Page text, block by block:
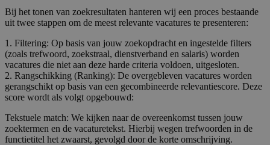
Bij het tonen van zoekresultaten hanteren wij een proces bestaande
uit twee stappen om de meest relevante vacatures te presenteren:
1. Filtering: Op basis van jouw zoekopdracht en ingestelde filters
(zoals trefwoord, zoekstraal, dienstverband en salaris) worden
vacatures die niet aan deze harde criteria voldoen, uitgesloten.
2. Rangschikking (Ranking): De overgebleven vacatures worden
gerangschikt op basis van een gecombineerde relevantiescore. Deze
score wordt als volgt opgebouwd:
Tekstuele match: We kijken naar de overeenkomst tussen jouw
zoektermen en de vacaturetekst. Hierbij wegen trefwoorden in de
functietitel het zwaarst, gevolgd door de korte omschrijving.